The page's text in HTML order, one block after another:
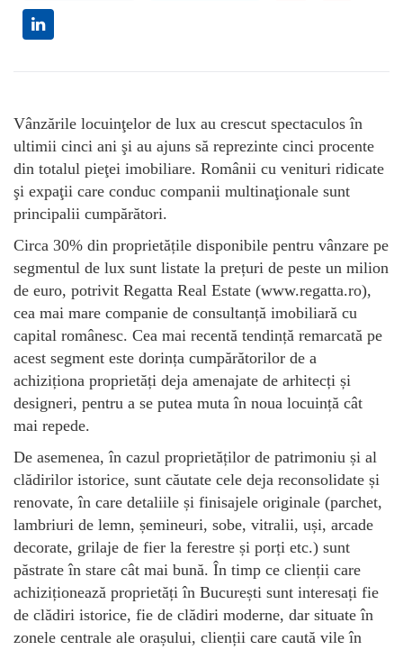
Vânzările locuinţelor de lux au crescut spectaculos în
ultimii cinci ani şi au ajuns să reprezinte cinci procente
din totalul pieţei imobiliare. Românii cu venituri ridicate
şi expaţii care conduc companii multinaţionale sunt
principalii cumpărători.
Circa 30% din proprietățile disponibile pentru vânzare pe
segmentul de lux sunt listate la prețuri de peste un milion
de euro, potrivit Regatta Real Estate (www.regatta.ro),
cea mai mare companie de consultanță imobiliară cu
capital românesc. Cea mai recentă tendință remarcată pe
acest segment este dorința cumpărătorilor de a
achiziționa proprietăți deja amenajate de arhitecți și
designeri, pentru a se putea muta în noua locuință cât
mai repede.
De asemenea, în cazul proprietăților de patrimoniu și al
clădirilor istorice, sunt căutate cele deja reconsolidate și
renovate, în care detaliile și finisajele originale (parchet,
lambriuri de lemn, șemineuri, sobe, vitralii, uși, arcade
decorate, grilaje de fier la ferestre și porți etc.) sunt
păstrate în stare cât mai bună. În timp ce clienții care
achiziționează proprietăți în București sunt interesați fie
de clădiri istorice, fie de clădiri moderne, dar situate în
zonele centrale ale orașului, clienții care caută vile în